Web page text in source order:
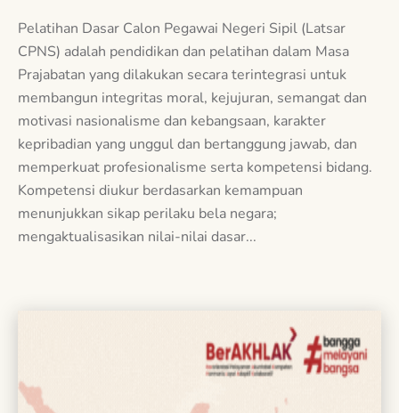
Pelatihan Dasar Calon Pegawai Negeri Sipil (Latsar
CPNS) adalah pendidikan dan pelatihan dalam Masa
Prajabatan yang dilakukan secara terintegrasi untuk
membangun integritas moral, kejujuran, semangat dan
motivasi nasionalisme dan kebangsaan, karakter
kepribadian yang unggul dan bertanggung jawab, dan
memperkuat profesionalisme serta kompetensi bidang.
Kompetensi diukur berdasarkan kemampuan
menunjukkan sikap perilaku bela negara;
mengaktualisasikan nilai-nilai dasar...